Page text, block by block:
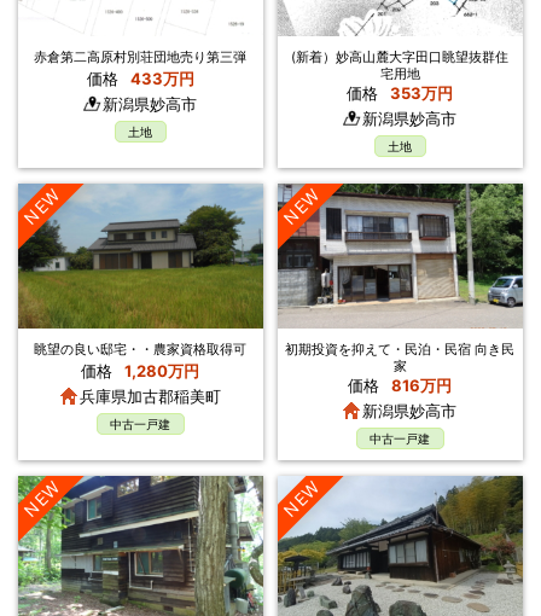
赤倉第二高原村別荘団地売り第三弾
価格
433万円
新潟県妙高市
土地
(新着）妙高山麓大字田口眺望抜群住
宅用地
価格
353万円
新潟県妙高市
土地
眺望の良い邸宅・・農家資格取得可
価格 1,280万円
NEW
兵庫県加古郡稲美町
中古一戸建
初期投資を抑えて・民泊・民宿 向き民
家
価格 816万円
NEW
新潟県妙高市
中古一戸建
NEW NEW